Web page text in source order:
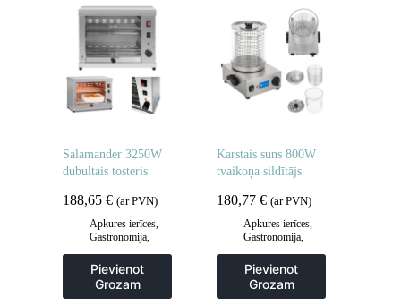
Salamander 3250W
dubultais tosteris
188,65 € (ar PVN)
Apkures ierīces,
Gastronomija,
Virtuve
Pievienot
Grozam
Karstais suns 800W
tvaikoņa sildītājs
180,77€ (ar PVN)
Apkures ierīces,
Gastronomija,
aprīkojums,
Virtuve
Pievienot
Grozam